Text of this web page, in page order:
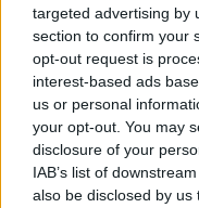
targeted advertising by
section to confirm your
opt-out request is
interest-based ads
us or personal
your opt-out. You may
disclosure of your
IAB’s list of
also be disclosed by
melissa07
Area sosta poco
da trovare. Nel
città e molto
funzionante.